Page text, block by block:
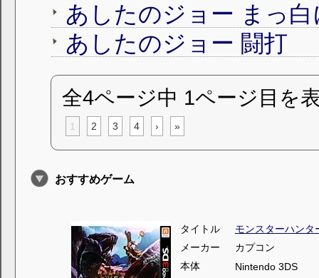
あしたのジョー まっ
あしたのジョー 闘打
全4ページ中 1ページ目を
1 2 3 4 › »
おすすめゲーム
タイトル
モンスターハンタ
メーカー
カプコン
本体
Nintendo 3DS